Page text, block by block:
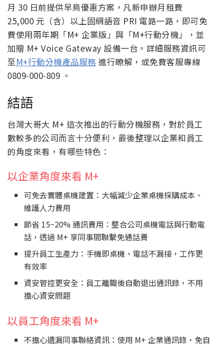
月 30 日前提供早鳥優惠方案，凡新申辦月租費
25,000 元（含）以上固網語音 PRI 電路一路，即可免
費使用兩年期「M+ 企業版」與「M+行動分機」，並
加贈 M+ Voice Gateway 設備一台。詳細服務資訊可
至M+行動分機產品服務 進行瞭解，或免費客服專線
0809-000-809 。
結語
台灣大哥大 M+ 這次推出的行動分機服務，對於員工
數較多的公司而言十分便利，最後整理以企業和員工
的角度來看，有哪些特色：
以企業角度來看 M+
可免去實體桌機建置：大幅減少企業桌機採購成本、
維護人力費用
節省 15~20% 通訊費用：整合公司桌機電話與行動電
話，透過 M+ 享同事間聯繫免通話費
提升員工生產力：手機即桌機、電話不漏接，工作更
有效率
資安管控更安全：員工離職後自動退出通訊錄，不用
擔心資安問題
以員工角度來看 M+
不擔心遺漏同事聯絡資訊：使用 M+ 企業通訊錄，免自